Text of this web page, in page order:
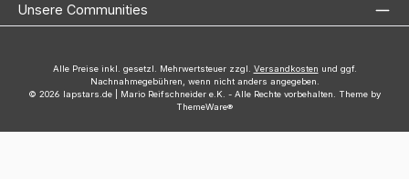
Unsere Communities
Alle Preise inkl. gesetzl. Mehrwertsteuer zzgl. Versandkosten und ggf.
Nachnahmegebühren, wenn nicht anders angegeben.
© 2026 lapstars.de | Mario Reifschneider e.K. - Alle Rechte vorbehalten. Theme by
ThemeWare®